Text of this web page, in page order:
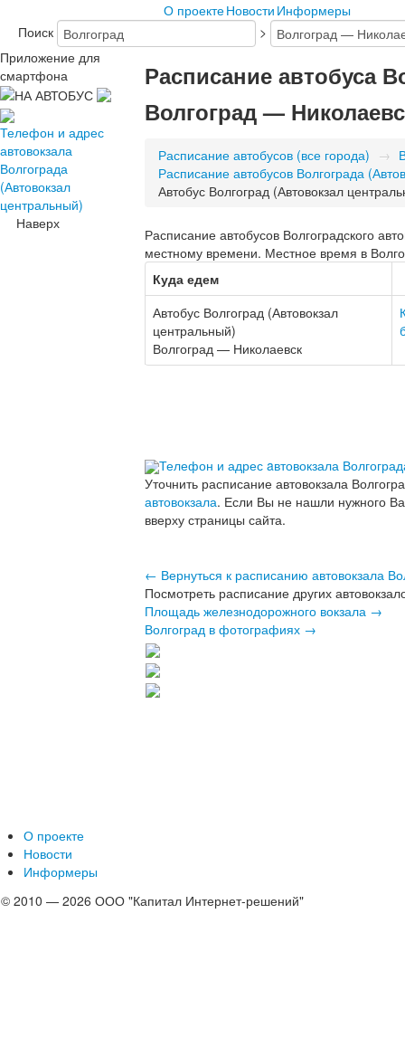
О проектеНовости Информеры
Поиск
>
Приложение для
смартфона
Телефон и адрес
автовокзала
Волгограда
(Автовокзал
центральный)
Наверх
Расписание автобуса
Волгоград —
Расписание автобусов (все города) →
Расписание автобусов Волгограда
Автобус Волгоград (Автовокзал
Расписание автобусов Волгоградского
местному времени. Местное время в
Куда едем
Автобус Волгоград (Автовокзал
центральный)
Волгоград — Николаевск
Телефон и адрес aвтовокзала
Уточнить расписание автовокзала
автовокзала. Если Вы не нашли нужного
вверху страницы сайта.
← Вернуться к расписанию автовокзала
Посмотреть расписание других
Площадь железнодорожного вокзала →
Волгоград в фотографиях →
О проекте
Новости
Информеры
© 2010 — 2026 ООО "Капитал Интернет-решений"